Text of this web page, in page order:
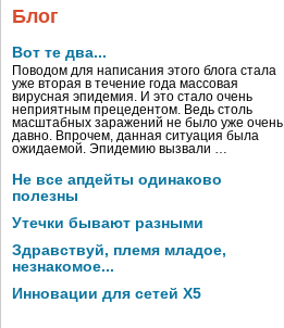
Блог
Вот те два...
Поводом для написания этого блога стала
уже вторая в течение года массовая
вирусная эпидемия. И это стало очень
неприятным прецедентом. Ведь столь
масштабных заражений не было уже очень
давно. Впрочем, данная ситуация была
ожидаемой. Эпидемию вызвали …
Не все апдейты одинаково
полезны
Утечки бывают разными
Здравствуй, племя младое,
незнакомое...
Инновации для сетей X5